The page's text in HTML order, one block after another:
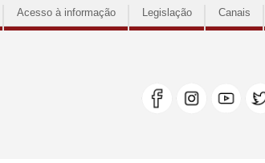
Acesso à informação Legislação Canais